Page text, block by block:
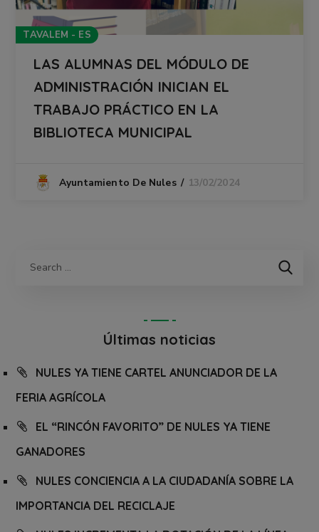
TAVALEM - ES
LAS ALUMNAS DEL MÓDULO DE
ADMINISTRACIÓN INICIAN EL
TRABAJO PRÁCTICO EN LA
BIBLIOTECA MUNICIPAL
Ayuntamiento De Nules 13/02/2024
Últimas noticias
NULES YA TIENE CARTEL ANUNCIADOR DE LA
FERIA AGRÍCOLA
EL “RINCÓN FAVORITO” DE NULES YA TIENE
GANADORES
NULES CONCIENCIA A LA CIUDADANÍA SOBRE LA
IMPORTANCIA DEL RECICLAJE